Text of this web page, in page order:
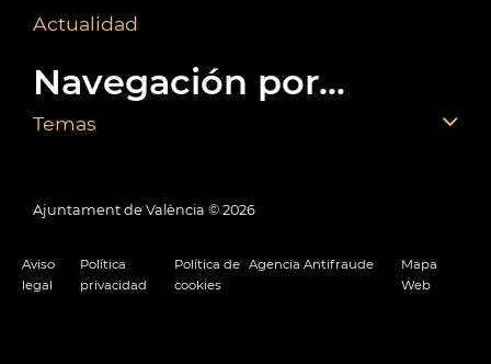
Actualidad
Navegación por...
Temas
Ajuntament de València © 2026
Aviso
legal
Política
privacidad
Política de
cookies
Agencia Antifraude
Mapa
Web